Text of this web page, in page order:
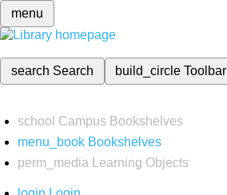
menu
search Search build_circleToolbar
school Campus Bookshelves
menu_book Bookshelves
perm_media
Learning Objects